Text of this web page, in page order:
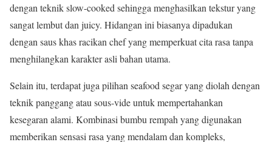
dengan teknik slow-cooked sehingga menghasilkan tekstur yang
sangat lembut dan juicy. Hidangan ini biasanya dipadukan
dengan saus khas racikan chef yang memperkuat cita rasa tanpa
menghilangkan karakter asli bahan utama.
Selain itu, terdapat juga pilihan seafood segar yang diolah dengan
teknik panggang atau sous-vide untuk mempertahankan
kesegaran alami. Kombinasi bumbu rempah yang digunakan
memberikan sensasi rasa yang mendalam dan kompleks,